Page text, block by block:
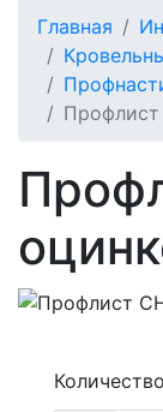
Главная